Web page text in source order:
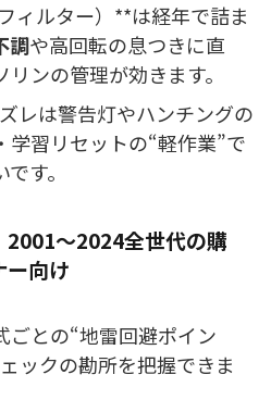
ィルター）**は経年で詰ま
調や高回転の息つきに直
ンの管理が効きます。
レは警告灯やハンチングの
学習リセットの“軽作業”で
す。
〜2024全世代の購
ー向け
ごとの“地雷回避ポイン
ックの勘所を把握できま